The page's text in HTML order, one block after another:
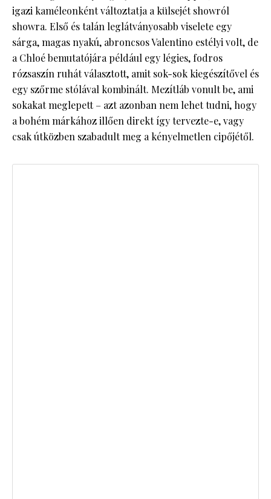
igazi kaméleonként változtatja a külsejét showról
showra. Első és talán leglátványosabb viselete egy
sárga, magas nyakú, abroncsos Valentino estélyi volt, de
a Chloé bemutatójára például egy légies, fodros
rózsaszín ruhát választott, amit sok-sok kiegészítővel és
egy szőrme stólával kombinált. Mezítláb vonult be, ami
sokakat meglepett – azt azonban nem lehet tudni, hogy
a bohém márkához illően direkt így tervezte-e, vagy
csak útközben szabadult meg a kényelmetlen cipőjétől.